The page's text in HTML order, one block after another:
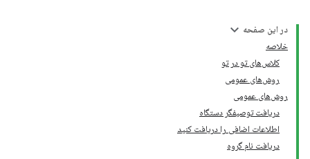
در این صفحه
خلاصه
کلاس‌های تو در تو
روش‌های عمومی
روش‌های عمومی
دریافت توصیفگر دستگاه
اطلاعات اضافی را دریافت کنید
دریافت نام گروه